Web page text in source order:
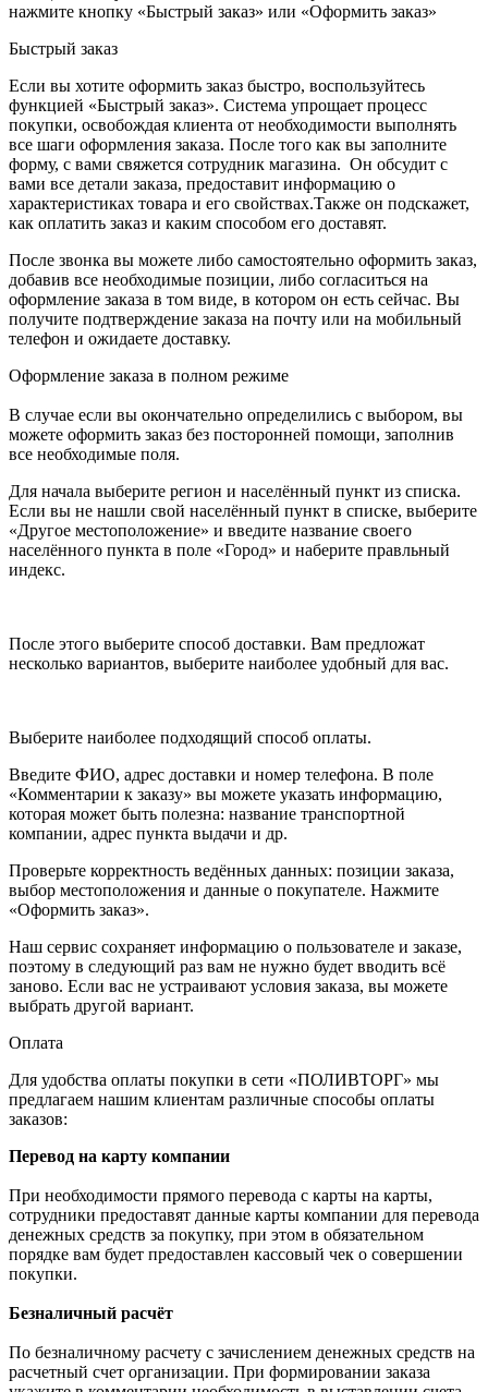
нажмите кнопку «Быстрый заказ» или «Оформить заказ»
Быстрый заказ
Если вы хотите оформить заказ быстро, воспользуйтесь
функцией «Быстрый заказ». Система упрощает процесс
покупки, освобождая клиента от необходимости выполнять
все шаги оформления заказа. После того как вы заполните
форму, с вами свяжется сотрудник магазина. Он обсудит с
вами все детали заказа, предоставит информацию о
характеристиках товара и его свойствах.Также он подскажет,
как оплатить заказ и каким способом его доставят.
После звонка вы можете либо самостоятельно оформить заказ,
добавив все необходимые позиции, либо согласиться на
оформление заказа в том виде, в котором он есть сейчас. Вы
получите подтверждение заказа на почту или на мобильный
телефон и ожидаете доставку.
Оформление заказа в полном режиме
В случае если вы окончательно определились с выбором, вы
можете оформить заказ без посторонней помощи, заполнив
все необходимые поля.
Для начала выберите регион и населённый пункт из списка.
Если вы не нашли свой населённый пункт в списке, выберите
«Другое местоположение» и введите название своего
населённого пункта в поле «Город» и наберите правльный
индекс.
После этого выберите способ доставки. Вам предложат
несколько вариантов, выберите наиболее удобный для вас.
Выберите наиболее подходящий способ оплаты.
Введите ФИО, адрес доставки и номер телефона. В поле
«Комментарии к заказу» вы можете указать информацию,
которая может быть полезна: название транспортной
компании, адрес пункта выдачи и др.
Проверьте корректность ведённых данных: позиции заказа,
выбор местоположения и данные о покупателе. Нажмите
«Оформить заказ».
Наш сервис сохраняет информацию о пользователе и заказе,
поэтому в следующий раз вам не нужно будет вводить всё
заново. Если вас не устраивают условия заказа, вы можете
выбрать другой вариант.
Оплата
Для удобства оплаты покупки в сети «ПОЛИВТОРГ» мы
предлагаем нашим клиентам различные способы оплаты
заказов:
Перевод на карту компании
При необходимости прямого перевода с карты на карты,
сотрудники предоставят данные карты компании для перевода
денежных средств за покупку, при этом в обязательном
порядке вам будет предоставлен кассовый чек о совершении
покупки.
Безналичный расчёт
По безналичному расчету с зачислением денежных средств на
расчетный счет организации. При формировании заказа